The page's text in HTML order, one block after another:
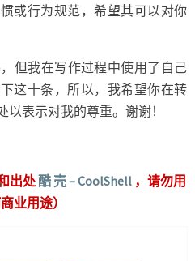
或行为规范，希望其可以对你
但我在写作过程中使用了自己
这十条，所以，我希望你在转
表示对我的尊重。谢谢！
出处酷 壳 – CoolShell ，请勿用
业用途）